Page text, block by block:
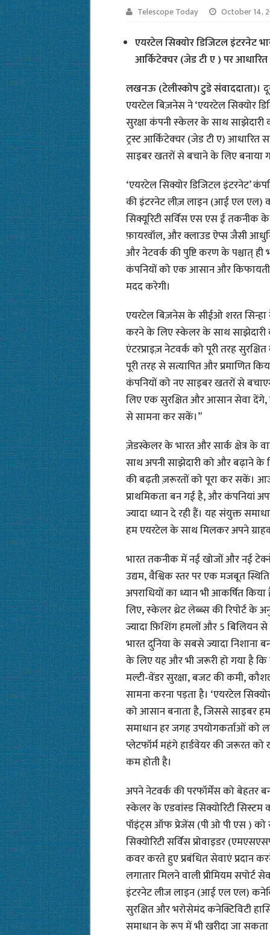
Telescope Today October 14,
एयरटेल सिक्योर डिजिटल इंटरनेट
आर्किटेक्चर (जेड टी ए ) पर आधारित
लखनऊ (टेलीस्कोप टुडे संवाददाता)।
एयरटेल बिज़नेस ने ‘एयरटेल सिक्योर
सुरक्षा कंपनी स्‍केलर के साथ साझेदारी
ट्रस्ट आर्किटेक्चर (जेड टी ए)
साइबर खतरों से बचाने के लिए बनाया
‘एयरटेल सिक्योर डिजिटल इंटरनेट’
की इंटरनेट लीज़ लाइन (आई एल एल)
सिक्यूरिटी सर्विस एस एस ई तकनीक
फ़ायरवॉल, और क्लाउड ऐप्स जैसी
और नेटवर्क की पुष्टि करण के पश्चात् ही
कंपनियों को एक आसान और किफायती
मदद करेगी।
एयरटेल बिज़नेस के सीईओ शरत सिन्हा
करने के लिए स्‍केलर के साथ साझेदारी
एंटरप्राइज़ नेटवर्क को पूरी तरह
पूरी तरह से सत्यापित और प्रमाणित
कंपनियों को नए साइबर खतरों से
लिए एक सुरक्षित और आसान सेवा देंगे,
से सामना कर सकें।”
ज़ेडस्केलर के भारत और सार्क क्षेत्र के
साथ अपनी साझेदारी को और बढ़ाने के
की बढ़ती ज़रूरतों को पूरा कर सकें।
प्राथमिकता बन गई है, और कंपनियां
ज्यादा ध्यान दे रही हैं। यह संयुक्त
हम एयरटेल के साथ मिलकर अपने
भारत तकनीक में नई खोजों और नई
उद्यम, वैश्विक स्तर पर एक मजबूत
अपराधियों का ध्यान भी आकर्षित
लिए, स्‍केलर थ्रेट लेब्ब्स की रिपोर्ट के
ज्यादा फ़िशिंग हमलों और 5 बिलियन
भारत दुनिया के सबसे ज्यादा निशाना
के लिए यह और भी जरूरी हो गया है
मल्टी-वेंडर सुरक्षा, बजट की कमी,
सामना करना पड़ता है। ‘एयरटेल
को आसान बनाता है, जिससे साइबर
समाधान हर जगह उपयोगकर्ताओं को
प्लेटफॉर्म महंगे हार्डवेयर की जरूरत
कम होती है।
अपने नेटवर्क की परफॉर्मेंस को
स्‍केलर के एडवांस्ड सिक्योरिटी
पॉइंट्स ऑफ प्रेजेंस (पी ओ पी एस )
सिक्योरिटी सर्विस प्रोवाइडर
कवर करते हुए प्रबंधित सेवाएं प्रदान
लगातार मिलने वाली प्रीमियम
इंटरनेट लीज लाइन (आई एल एल)
सुरक्षित और भरोसेमंद कनेक्टिविटी
समाधान के रूप में भी खरीदा जा